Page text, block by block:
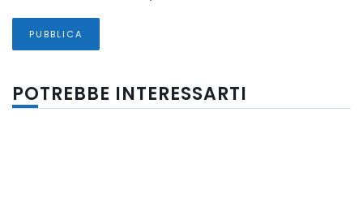
POTREBBE INTERESSARTI